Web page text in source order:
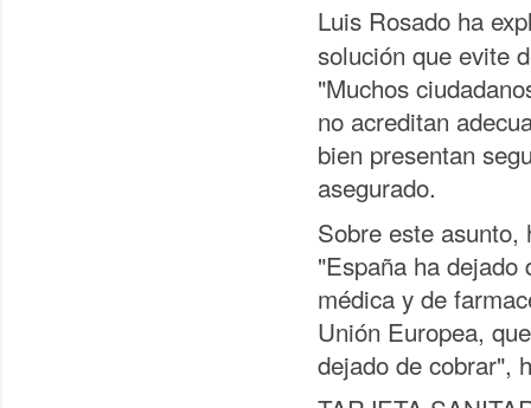
Luis Rosado ha
solución que evite
"Muchos
no acreditan
bien presentan
asegurado.
Sobre este asunto,
"España ha
médica y de
Unión Europea,
dejado de cobrar",